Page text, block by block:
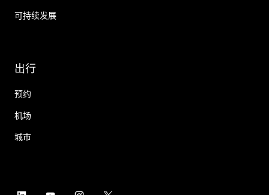
可持续发展
出行
预约
机场
城市